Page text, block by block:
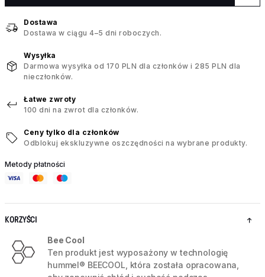
Dostawa
Dostawa w ciągu 4–5 dni roboczych.
Wysyłka
Darmowa wysyłka od 170 PLN dla członków i 285 PLN dla
nieczłonków.
Łatwe zwroty
100 dni na zwrot dla członków.
Ceny tylko dla członków
Odblokuj ekskluzywne oszczędności na wybrane produkty.
Metody płatności
KORZYŚCI
Bee Cool
Ten produkt jest wyposażony w technologię
hummel® BEECOOL, która została opracowana,